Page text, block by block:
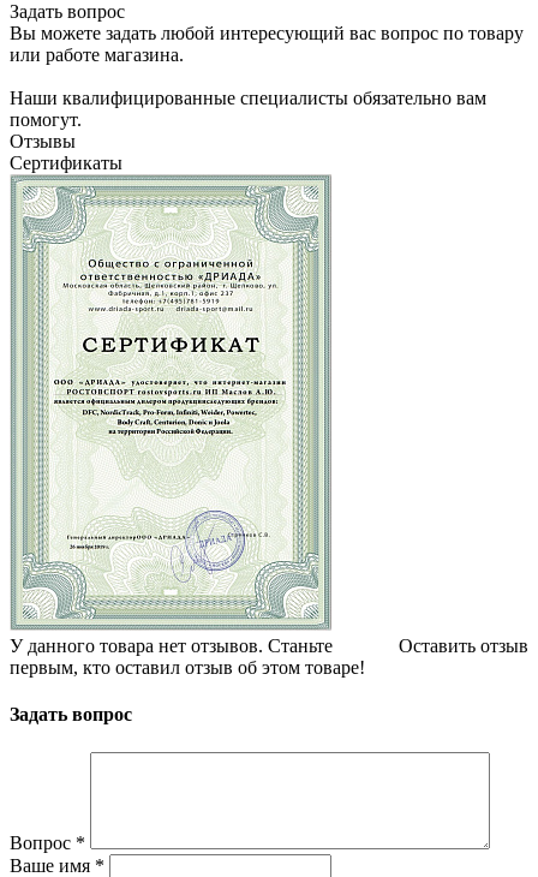
Задать вопрос
Вы можете задать любой интересующий вас вопрос по товару
или работе магазина.
Наши квалифицированные специалисты обязательно вам
помогут.
Отзывы
Сертификаты
Оставить отзыв
У данного товара нет отзывов. Станьте
первым, кто оставил отзыв об этом товаре!
Задать вопрос
Вопрос *
Ваше имя *